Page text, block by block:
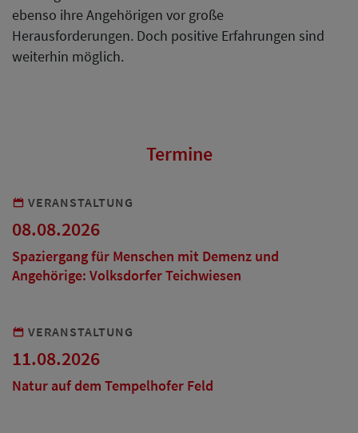
ebenso ihre Angehörigen vor große
Herausforderungen. Doch positive Erfahrungen sind
weiterhin möglich.
Termine
VERANSTALTUNG
08.08.2026
Spaziergang für Menschen mit Demenz und
Angehörige: Volksdorfer Teichwiesen
VERANSTALTUNG
11.08.2026
Natur auf dem Tempelhofer Feld